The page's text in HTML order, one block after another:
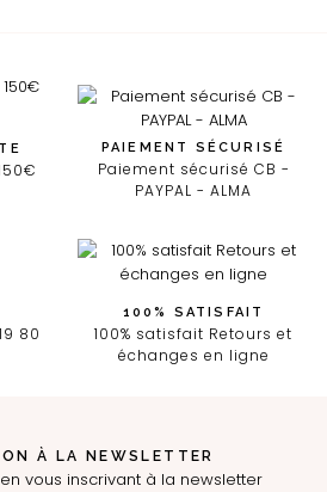
PAIEMENT SÉCURISÉ
Paiement sécurisé CB -
PAYPAL - ALMA
80
100% SATISFAIT
100% satisfait Retours et
échanges en ligne
À LA NEWSLETTER
en vous inscrivant à la newsletter